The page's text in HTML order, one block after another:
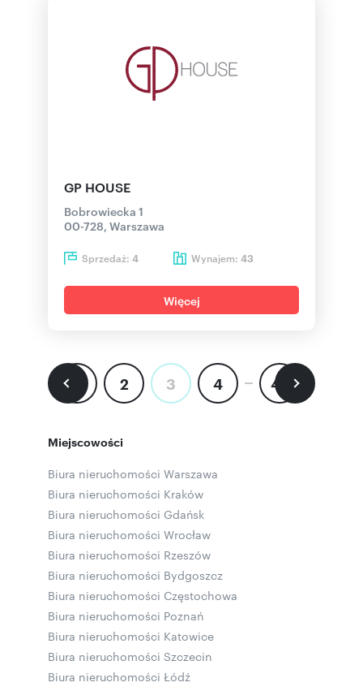
GP HOUSE
Bobrowiecka 1
00-728, Warszawa
Sprzedaż: 4 Wynajem: 43
Więcej
2 3 4 45
Miejscowości
Biura nieruchomości Warszawa
Biura nieruchomości Kraków
Biura nieruchomości Gdańsk
Biura nieruchomości Wrocław
Biura nieruchomości Rzeszów
Biura nieruchomości Bydgoszcz
Biura nieruchomości Częstochowa
Biura nieruchomości Poznań
Biura nieruchomości Katowice
Biura nieruchomości Szczecin
Biura nieruchomości Łódź